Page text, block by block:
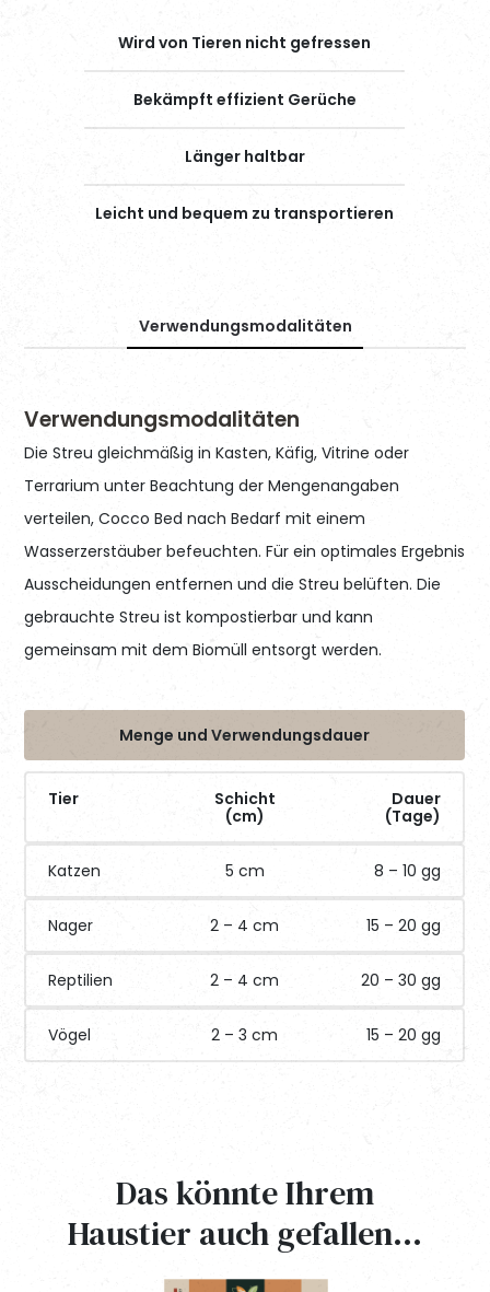
Wird von Tieren nicht gefressen
Bekämpft effizient Gerüche
Länger haltbar
Leicht und bequem zu transportieren
Verwendungsmodalitäten
Verwendungsmodalitäten
Die Streu gleichmäßig in Kasten, Käfig, Vitrine oder
Terrarium unter Beachtung der Mengenangaben
verteilen, Cocco Bed nach Bedarf mit einem
Wasserzerstäuber befeuchten. Für ein optimales Ergebnis
Ausscheidungen entfernen und die Streu belüften. Die
gebrauchte Streu ist kompostierbar und kann
gemeinsam mit dem Biomüll entsorgt werden.
Menge und Verwendungsdauer
Tier
Schicht
(cm)
Dauer
(Tage)
Katzen 5 cm 8 – 10 gg
Nager 2 – 4 cm 15 – 20 gg
Reptilien 2 – 4 cm 20 – 30 gg
Vögel 2 – 3 cm 15 – 20 gg
Das könnte Ihrem
Haustier auch gefallen…